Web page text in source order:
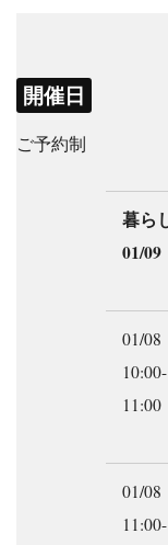
開催日
ご予約制
暮ら
01/09
01/08
10:00-
11:00
01/08
11:00-